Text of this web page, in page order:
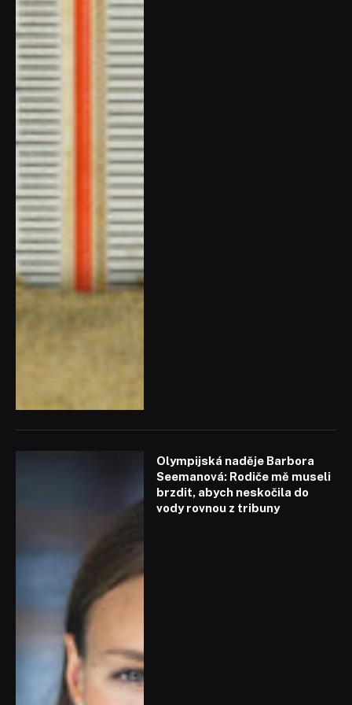
Olympijská naděje Barbora
Seemanová: Rodiče mě museli
brzdit, abych neskočila do
vody rovnou z tribuny